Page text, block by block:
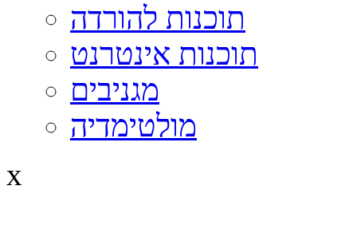
תוכנות להורדה
תוכנות אינטרנט
מגניבים
מולטימדיה
x